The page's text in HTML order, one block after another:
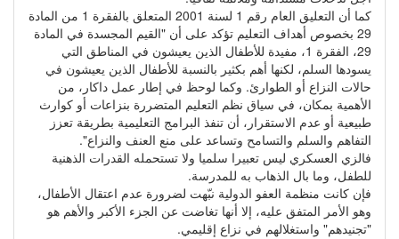
كما أن التعليق العام رقم 1 لسنة 2001 المتعلق بالفقرة 1 من المادة
29 بخصوص أهداف التعليم تؤكد على أن "القيم المجسدة في المادة
29، الفقرة 1، مفيدة للأطفال الذين يعيشون في المناطق التي
يسودها السلم، لكنها أهم بكثير بالنسبة للأطفال الذين يعيشون في
حالات النزاع أو الطوارئ. وكما لوحظ في إطار عمل داكار، من
الأهمية بمكان، في سياق نظم التعليم المتضررة بنزاعات أو كوارث
طبيعية أو عدم الاستقرار، أن تنفذ البرامج التعليمية بطريقة تعزز
التفاهم والسلم والتسامح وتساعد على منع العنف والنزاع".
فالزي العسكري ليس تعبيرا سلميا ولا تستحمله القدرات الذهنية
للطفل، وما بال الذهاب به للمدرسة.
فإن كانت منظمة العفو الدولية نبّهت لضرورة عدم اعتقال الأطفال،
وهو الأمر المتفق عليه، إلا أنها تغاضت عن الجزء الأكبر والأهم هو
"تجنيدهم" واستغلالهم في نزاع إقليمي.